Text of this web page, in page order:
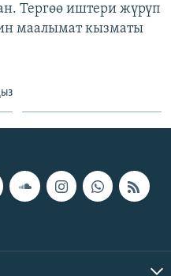
Тергөө иштери жүрүп
маалымат кызматы